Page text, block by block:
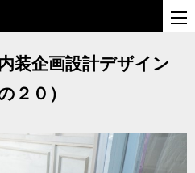
装企画設計デザイン
２０）